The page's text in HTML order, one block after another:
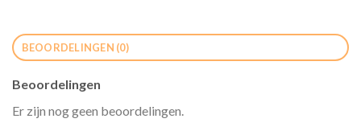
BEOORDELINGEN (0)
Beoordelingen
Er zijn nog geen beoordelingen.